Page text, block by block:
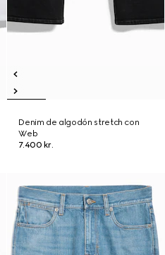
Denim de algodón stretch con
Web
7.400 kr.